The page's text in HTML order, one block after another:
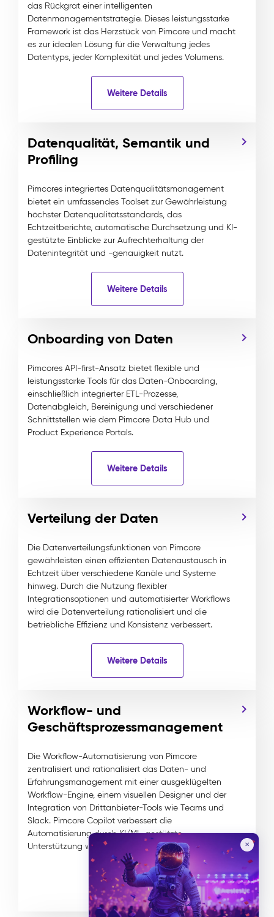
das Rückgrat einer intelligenten
Datenmanagementstrategie. Dieses leistungsstarke
Framework ist das Herzstück von Pimcore und macht
es zur idealen Lösung für die Verwaltung jedes
Datentyps, jeder Komplexität und jedes Volumens.
Weitere Details
Datenqualität, Semantik und
Profiling
Pimcores integriertes Datenqualitätsmanagement
bietet ein umfassendes Toolset zur Gewährleistung
höchster Datenqualitätsstandards, das
Echtzeitberichte, automatische Durchsetzung und KI-
gestützte Einblicke zur Aufrechterhaltung der
Datenintegrität und -genauigkeit nutzt.
Weitere Details
Onboarding von Daten
Pimcores API-first-Ansatz bietet flexible und
leistungsstarke Tools für das Daten-Onboarding,
einschließlich integrierter ETL-Prozesse,
Datenabgleich, Bereinigung und verschiedener
Schnittstellen wie dem Pimcore Data Hub und
Product Experience Portals.
Weitere Details
Verteilung der Daten
Die Datenverteilungsfunktionen von Pimcore
gewährleisten einen effizienten Datenaustausch in
Echtzeit über verschiedene Kanäle und Systeme
hinweg. Durch die Nutzung flexibler
Integrationsoptionen und automatisierter Workflows
wird die Datenverteilung rationalisiert und die
betriebliche Effizienz und Konsistenz verbessert.
Weitere Details
Workflow- und
Geschäftsprozessmanagement
Die Workflow-Automatisierung von Pimcore
zentralisiert und rationalisiert das Daten- und
Erfahrungsmanagement mit einer ausgeklügelten
Workflow-Engine, einem visuellen Designer und der
Integration von Drittanbieter-Tools wie Teams und
Slack. Pimcore Copilot verbessert die
Automatisierung durch KI/ML-gestützte
Unterstützung weiter.
Weitere Details
✕